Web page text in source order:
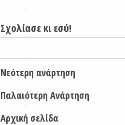
Σχολίασε κι εσύ!
Νεότερη ανάρτηση
Παλαιότερη Ανάρτηση
Αρχική σελίδα